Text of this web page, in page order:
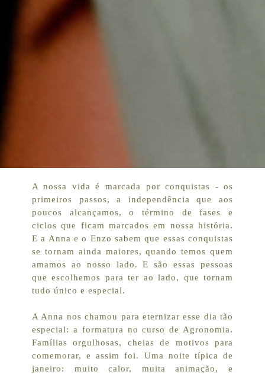
A nossa vida é marcada por conquistas - os
primeiros passos, a independência que aos
poucos alcançamos, o término de fases e
ciclos que ficam marcados em nossa história.
E a Anna e o Enzo sabem que essas conquistas
se tornam ainda maiores, quando temos quem
amamos ao nosso lado. E são essas pessoas
que escolhemos para ter ao lado, que tornam
tudo único e especial.
A Anna nos chamou para eternizar esse dia tão
especial: a formatura no curso de Agronomia.
Famílias orgulhosas, cheias de motivos para
comemorar, e assim foi. Uma noite típica de
janeiro: muito calor, muita animação, e